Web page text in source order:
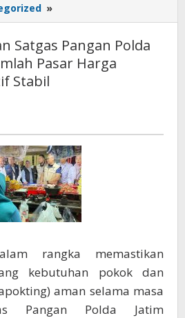
»
Ramadhan
Pangan
Polda
Harga
Bapokting
Relatif
Stabil
Satgas Pangan Polda
Pasar Harga
Stabil
rangka memastikan
kebutuhan pokok dan
aman selama masa
Pangan Polda Jatim